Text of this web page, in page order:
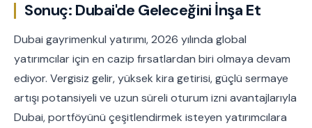
Sonuç: Dubai'de Geleceğini İnşa Et
Dubai gayrimenkul yatırımı, 2026 yılında global
yatırımcılar için en cazip fırsatlardan biri olmaya devam
ediyor. Vergisiz gelir, yüksek kira getirisi, güçlü sermaye
artışı potansiyeli ve uzun süreli oturum izni avantajlarıyla
Dubai, portföyünü çeşitlendirmek isteyen yatırımcılara